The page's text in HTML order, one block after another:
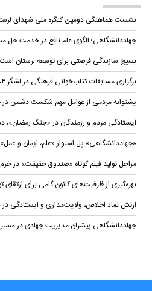
نشست هماهنگی دومین کنگره ملی شهدای
جهاددانشگاهی؛ الگوی علم نافع در خدمت حل
بسیج سازندگی فرصتی برای توسعه لرستان است
برگزاری مسابقات کتاب‌خوانی فرهنگی در لشگر ۸۴ خرم‌آباد با همکاری جهاددانشگاهی
پشتوانه مردمی از عوامل مهم شکست دشمن
ایستادگی مردم و رزمندگان در «جنگ رمضان»،
«جهاددانشگاهی» پل استوار «علم، ایمان و
مراحل تولید فیلم کوتاه «صندوق حقیقت» در
بهره‌گیری از ظرفیت‌های کانون گامی برای ارتقای
ارتش نماد اخلاص، ولایت‌مداری و ایستادگی
جهاددانشگاهی پیشران مدیریت جهادی در